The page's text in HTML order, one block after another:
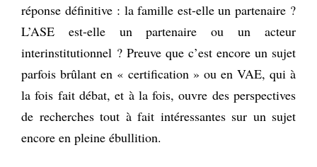
réponse définitive : la famille est-elle un partenaire ?
L’ASE est-elle un partenaire ou un acteur
interinstitutionnel ? Preuve que c’est encore un sujet
parfois brûlant en « certification » ou en VAE, qui à
la fois fait débat, et à la fois, ouvre des perspectives
de recherches tout à fait intéressantes sur un sujet
encore en pleine ébullition.